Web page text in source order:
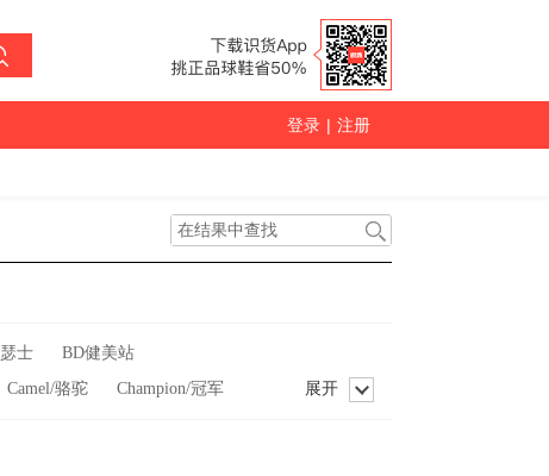
登录 | 注册
士
BD健美站
Camel/骆驼
Champion/冠军
展开